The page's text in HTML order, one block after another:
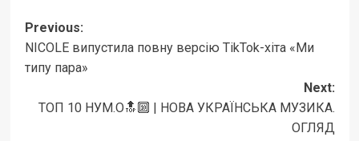
Post
navigation
Previous:
NICOLE випустила повну версію TikTok-хіта «Ми
типу пара»
Next:
ТОП 10 НУМ.О🔝🔟 | НОВА УКРАЇНСЬКА МУЗИКА.
ОГЛЯД